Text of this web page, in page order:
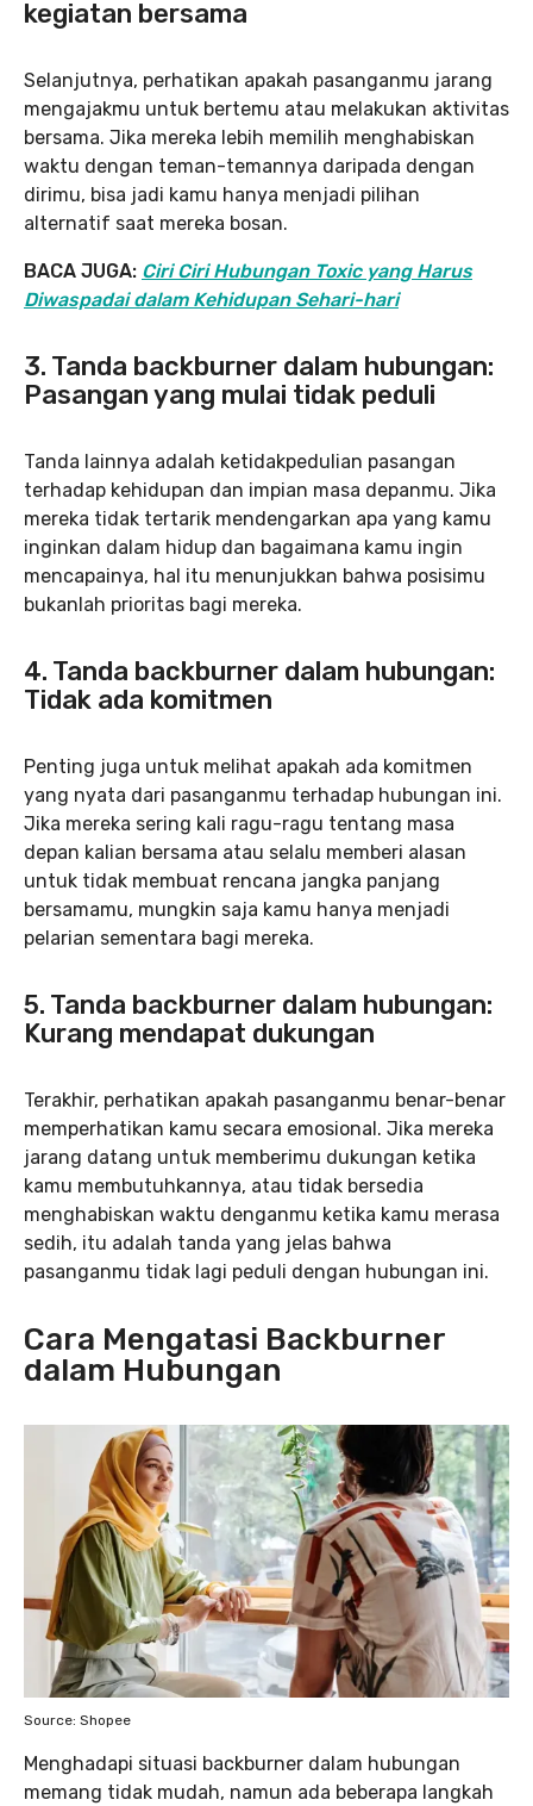
kegiatan bersama
Selanjutnya, perhatikan apakah pasanganmu jarang
mengajakmu untuk bertemu atau melakukan aktivitas
bersama. Jika mereka lebih memilih menghabiskan
waktu dengan teman-temannya daripada dengan
dirimu, bisa jadi kamu hanya menjadi pilihan
alternatif saat mereka bosan.
BACA JUGA: Ciri Ciri Hubungan Toxic yang Harus
Diwaspadai dalam Kehidupan Sehari-hari
3. Tanda backburner dalam hubungan:
Pasangan yang mulai tidak peduli
Tanda lainnya adalah ketidakpedulian pasangan
terhadap kehidupan dan impian masa depanmu. Jika
mereka tidak tertarik mendengarkan apa yang kamu
inginkan dalam hidup dan bagaimana kamu ingin
mencapainya, hal itu menunjukkan bahwa posisimu
bukanlah prioritas bagi mereka.
4. Tanda backburner dalam hubungan:
Tidak ada komitmen
Penting juga untuk melihat apakah ada komitmen
yang nyata dari pasanganmu terhadap hubungan ini.
Jika mereka sering kali ragu-ragu tentang masa
depan kalian bersama atau selalu memberi alasan
untuk tidak membuat rencana jangka panjang
bersamamu, mungkin saja kamu hanya menjadi
pelarian sementara bagi mereka.
5. Tanda backburner dalam hubungan:
Kurang mendapat dukungan
Terakhir, perhatikan apakah pasanganmu benar-benar
memperhatikan kamu secara emosional. Jika mereka
jarang datang untuk memberimu dukungan ketika
kamu membutuhkannya, atau tidak bersedia
menghabiskan waktu denganmu ketika kamu merasa
sedih, itu adalah tanda yang jelas bahwa
pasanganmu tidak lagi peduli dengan hubungan ini.
Cara Mengatasi Backburner
dalam Hubungan
Source: Shopee
Menghadapi situasi backburner dalam hubungan
memang tidak mudah, namun ada beberapa langkah